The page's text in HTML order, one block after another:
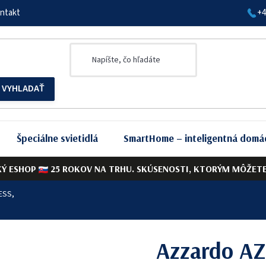
ESHOP 25 ROKOV NA TRHU. SKÚSENOSTI, KTORÝM
Špeciálne svietidlá SmartHome – inteligentná
Azzardo